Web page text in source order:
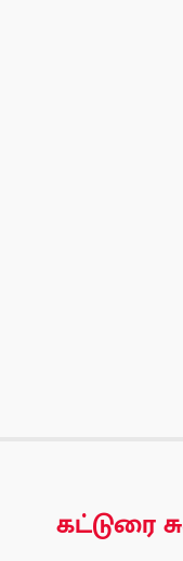
கட்டுரை